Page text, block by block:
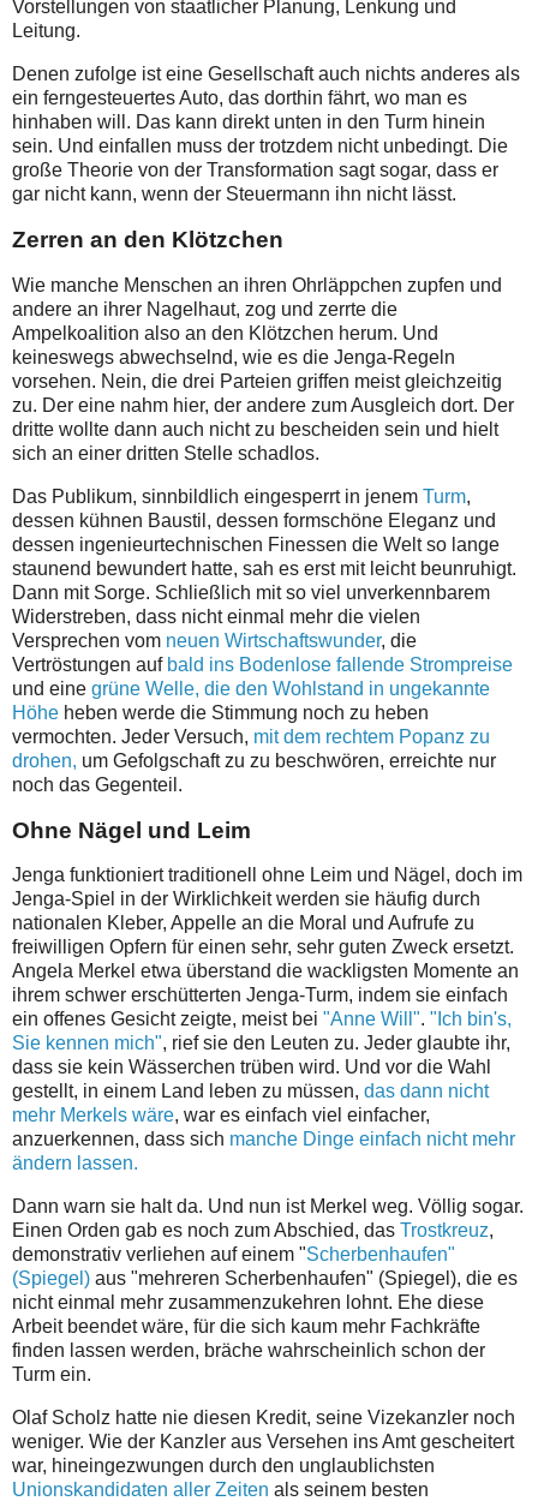
Vorstellungen von staatlicher Planung, Lenkung und
Leitung.
Denen zufolge ist eine Gesellschaft auch nichts anderes als
ein ferngesteuertes Auto, das dorthin fährt, wo man es
hinhaben will. Das kann direkt unten in den Turm hinein
sein. Und einfallen muss der trotzdem nicht unbedingt. Die
große Theorie von der Transformation sagt sogar, dass er
gar nicht kann, wenn der Steuermann ihn nicht lässt.
Zerren an den Klötzchen
Wie manche Menschen an ihren Ohrläppchen zupfen und
andere an ihrer Nagelhaut, zog und zerrte die
Ampelkoalition also an den Klötzchen herum. Und
keineswegs abwechselnd, wie es die Jenga-Regeln
vorsehen. Nein, die drei Parteien griffen meist gleichzeitig
zu. Der eine nahm hier, der andere zum Ausgleich dort. Der
dritte wollte dann auch nicht zu bescheiden sein und hielt
sich an einer dritten Stelle schadlos.
Das Publikum, sinnbildlich eingesperrt in jenem Turm,
dessen kühnen Baustil, dessen formschöne Eleganz und
dessen ingenieurtechnischen Finessen die Welt so lange
staunend bewundert hatte, sah es erst mit leicht beunruhigt.
Dann mit Sorge. Schließlich mit so viel unverkennbarem
Widerstreben, dass nicht einmal mehr die vielen
Versprechen vom neuen Wirtschaftswunder, die
Vertröstungen auf bald ins Bodenlose fallende Strompreise
und eine grüne Welle, die den Wohlstand in ungekannte
Höhe heben werde die Stimmung noch zu heben
vermochten. Jeder Versuch, mit dem rechtem Popanz zu
drohen, um Gefolgschaft zu zu beschwören, erreichte nur
noch das Gegenteil.
Ohne Nägel und Leim
Jenga funktioniert traditionell ohne Leim und Nägel, doch im
Jenga-Spiel in der Wirklichkeit werden sie häufig durch
nationalen Kleber, Appelle an die Moral und Aufrufe zu
freiwilligen Opfern für einen sehr, sehr guten Zweck ersetzt.
Angela Merkel etwa überstand die wackligsten Momente an
ihrem schwer erschütterten Jenga-Turm, indem sie einfach
ein offenes Gesicht zeigte, meist bei "Anne Will". "Ich bin's,
Sie kennen mich", rief sie den Leuten zu. Jeder glaubte ihr,
dass sie kein Wässerchen trüben wird. Und vor die Wahl
gestellt, in einem Land leben zu müssen, das dann nicht
mehr Merkels wäre, war es einfach viel einfacher,
anzuerkennen, dass sich manche Dinge einfach nicht mehr
ändern lassen.
Dann warn sie halt da. Und nun ist Merkel weg. Völlig sogar.
Einen Orden gab es noch zum Abschied, das Trostkreuz,
demonstrativ verliehen auf einem "Scherbenhaufen"
(Spiegel) aus "mehreren Scherbenhaufen" (Spiegel), die es
nicht einmal mehr zusammenzukehren lohnt. Ehe diese
Arbeit beendet wäre, für die sich kaum mehr Fachkräfte
finden lassen werden, bräche wahrscheinlich schon der
Turm ein.
Olaf Scholz hatte nie diesen Kredit, seine Vizekanzler noch
weniger. Wie der Kanzler aus Versehen ins Amt gescheitert
war, hineingezwungen durch den unglaublichsten
Unionskandidaten aller Zeiten als seinem besten